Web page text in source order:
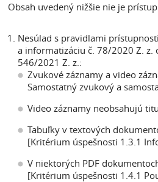
Obsah uvedený nižšie nie je
Nesúlad s pravidlami
a informatizáciu č. 78/2020 Z. z.
546/2021 Z. z.:
Zvukové záznamy a video
Samostatný zvukový a
Video záznamy neobsahujú
Tabuľky v textových
[Kritérium úspešnosti 1.3.1
V niektorých PDF
[Kritérium úspešnosti 1.4.1